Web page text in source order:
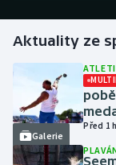
Florbal
Futsal
Golf
Aktuality ze
Galerie
Před 1